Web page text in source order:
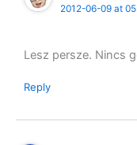
2012-06-09 at
Lesz persze. Nincs
Reply